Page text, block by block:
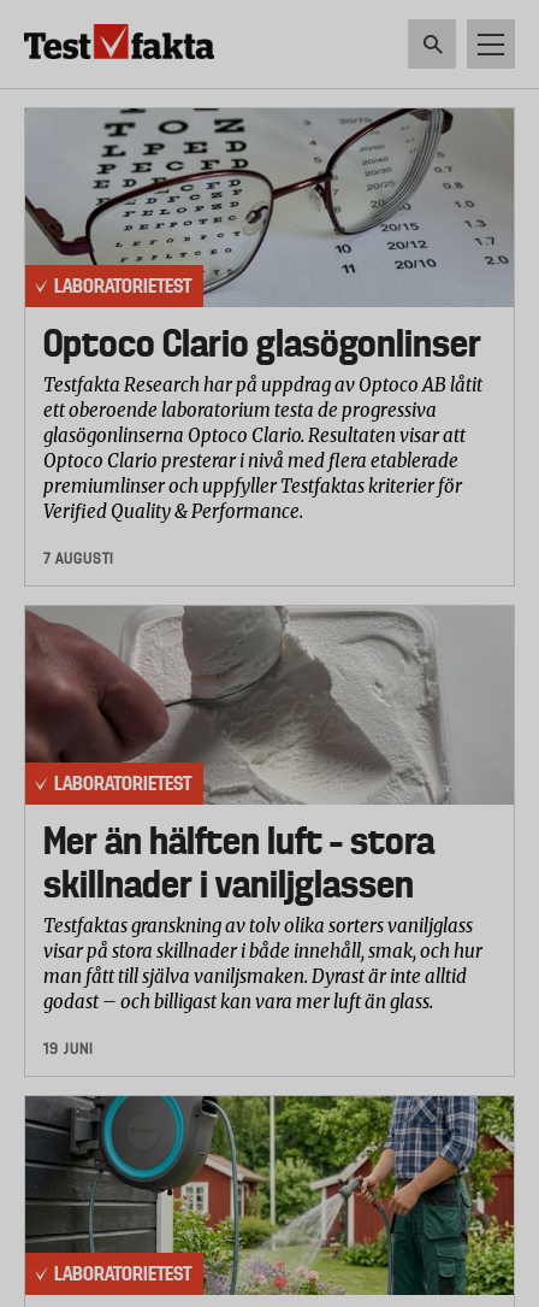
Huvudmeny
HEM & HUSHÅLL TEKNIK LIVSMEDEL VERKTYG &
LABORATORIETEST
Optoco Clario glasögonlinser
Testfakta Research har på uppdrag av Optoco AB låtit
ett oberoende laboratorium testa de progressiva
glasögonlinserna Optoco Clario. Resultaten visar att
Optoco Clario presterar i nivå med flera etablerade
premiumlinser och uppfyller Testfaktas kriterier för
Verified Quality & Performance.
7 AUGUSTI
LABORATORIETEST
Mer än hälften luft – stora
skillnader i vaniljglassen
Testfaktas granskning av tolv olika sorters vaniljglass
visar på stora skillnader i både innehåll, smak, och hur
man fått till själva vaniljsmaken. Dyrast är inte alltid
godast – och billigast kan vara mer luft än glass.
19 JUNI
LABORATORIETEST